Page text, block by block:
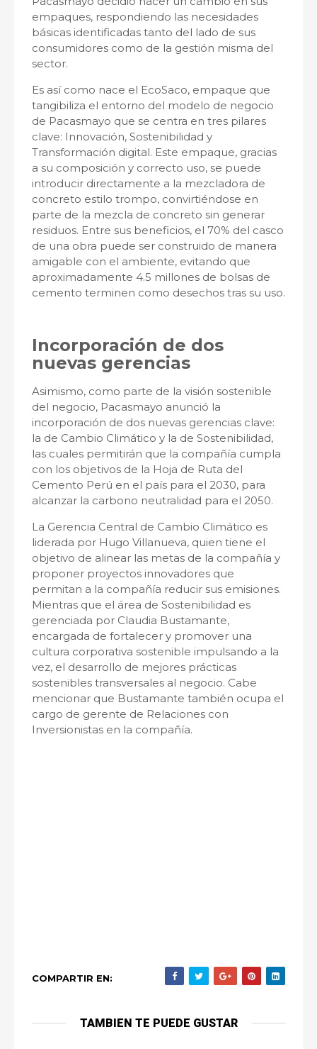
empaques, respondiendo las necesidades
básicas identificadas tanto del lado de sus
consumidores como de la gestión misma del
sector.
Es así como nace el EcoSaco, empaque que
tangibiliza el entorno del modelo de negocio
de Pacasmayo que se centra en tres pilares
clave: Innovación, Sostenibilidad y
Transformación digital. Este empaque, gracias
a su composición y correcto uso, se puede
introducir directamente a la mezcladora de
concreto estilo trompo, convirtiéndose en
parte de la mezcla de concreto sin generar
residuos. Entre sus beneficios, el 70% del casco
de una obra puede ser construido de manera
amigable con el ambiente, evitando que
aproximadamente 4.5 millones de bolsas de
cemento terminen como desechos tras su uso.
Incorporación de dos
nuevas gerencias
Asimismo, como parte de la visión sostenible
del negocio, Pacasmayo anunció la
incorporación de dos nuevas gerencias clave:
la de Cambio Climático y la de Sostenibilidad,
las cuales permitirán que la compañía cumpla
con los objetivos de la Hoja de Ruta del
Cemento Perú en el país para el 2030, para
alcanzar la carbono neutralidad para el 2050.
La Gerencia Central de Cambio Climático es
liderada por Hugo Villanueva, quien tiene el
objetivo de alinear las metas de la compañía y
proponer proyectos innovadores que
permitan a la compañía reducir sus emisiones.
Mientras que el área de Sostenibilidad es
gerenciada por Claudia Bustamante,
encargada de fortalecer y promover una
cultura corporativa sostenible impulsando a la
vez, el desarrollo de mejores prácticas
sostenibles transversales al negocio. Cabe
mencionar que Bustamante también ocupa el
cargo de gerente de Relaciones con
Inversionistas en la compañía.
COMPARTIR EN:
TAMBIEN TE PUEDE GUSTAR